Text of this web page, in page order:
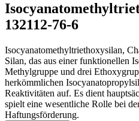
132112-76-6
Isocyanatomethyltriethoxysilan,
Silan, das aus einer funktionellen
Methylgruppe und drei
herkömmlichen
Reaktivitäten auf. Es dient
spielt eine wesentliche Rolle bei
Haftungsförderung.